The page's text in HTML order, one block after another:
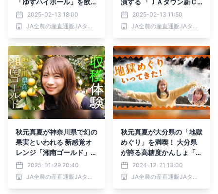
「ゆずハイボール」を飲み
ながら番組スタッフからの
タレコミについて話し合
う！
2025-02-13 18:00
JA全農の産直通販JAタウン
演する 「ＪＡタウン新Ｃ
Ｍ」を２月１３日から放送
開始 ～対象商品２０％OF
Fの「年度末大決算セー
2025-02-13 11:50
JA全農の産直通販JAタウン
秋元真夏が神奈川県で幻の
果実といわれる 新感覚オ
レンジ「湘南ゴールド」を
収穫！2025-01-29 20:40
JA全農の産直通販JAタウン
秋元真夏が大分県の「地獄
めぐり」を満喫！ 大分県
が誇る高糖度かんしょ「甘
太くん」の焼き芋自販機も
発見！
2024-12-21 13:00
JA全農の産直通販JAタウン